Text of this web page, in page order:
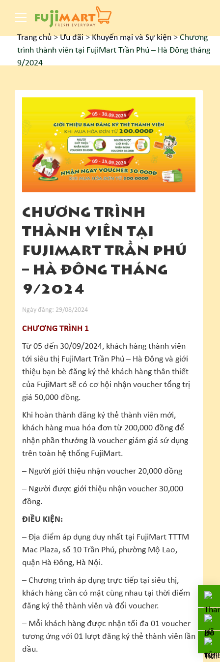
Trang chủ>Ưu đãi>Khuyến mại và Sự kiện>Chương
trình thành viên tại FujiMart Trần Phú – Hà Đông tháng
9/2024
CHƯƠNG TRÌNH
THÀNH VIÊN TẠI
FUJIMART TRẦN PHÚ
– HÀ ĐÔNG THÁNG
9/2024
Ngày đăng: 29/08/2024
CHƯƠNG TRÌNH 1
Từ 05 đến 30/09/2024, khách hàng thành viên
tới siêu thị FujiMart Trần Phú – Hà Đông và giới
thiệu bạn bè đăng ký thẻ khách hàng thân thiết
của FujiMart sẽ có cơ hội nhận voucher tổng trị
giá 50,000 đồng.
Khi hoàn thành đăng ký thẻ thành viên mới,
khách hàng mua hóa đơn từ 200,000 đồng để
nhận phần thưởng là voucher giảm giá sử dụng
trên toàn hệ thống FujiMart.
– Người giới thiệu nhận voucher 20,000 đồng
– Người được giới thiệu nhận voucher 30,000
đồng.
ĐIỀU KIỆN:
– Địa điểm áp dụng duy nhất tại FujiMart TTTM
Mac Plaza, số 10 Trần Phú, phường Mộ Lao,
quận Hà Đông, Hà Nội.
– Chương trình áp dụng trực tiếp tại siêu thị,
khách hàng cần có mặt cùng nhau tại thời điểm
đăng ký thẻ thành viên và đổi voucher.
– Mỗi khách hàng được nhận tối đa 01 voucher
tương ứng với 01 lượt đăng ký thẻ thành viên lần
đầu.